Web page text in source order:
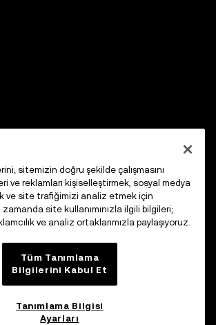
sitemizin doğru şekilde çalışmasını
ve reklamları kişiselleştirmek, sosyal medya
ve site trafiğimizi analiz etmek için
zamanda site kullanımınızla ilgili bilgileri;
ve analiz ortaklarımızla paylaşıyoruz.
Tüm Tanımlama
Bilgilerini Kabul Et
Tanımlama Bilgisi
Ayarları